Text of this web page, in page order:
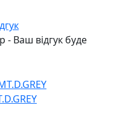
- Ваш відгук буде